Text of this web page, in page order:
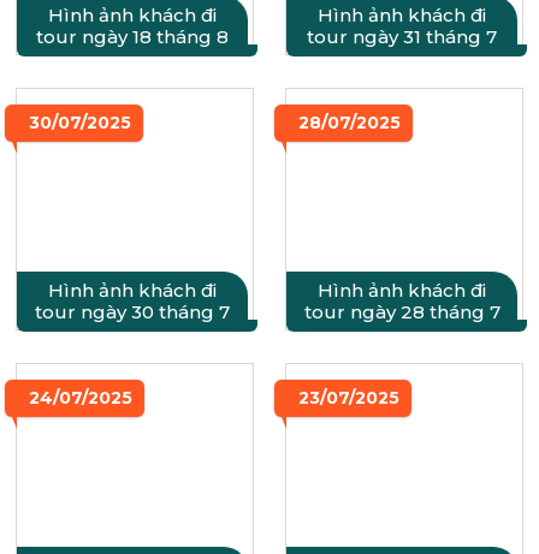
Hình ảnh khách đi
tour ngày 18 tháng 8
Hình ảnh khách đi
tour ngày 31 tháng 7
30/07/2025
Hình ảnh khách đi
tour ngày 30 tháng 7
28/07/2025
Hình ảnh khách đi
tour ngày 28 tháng 7
24/07/2025 23/07/2025